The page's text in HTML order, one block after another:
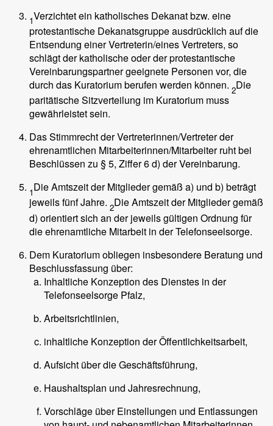
1Verzichtet ein katholisches Dekanat bzw. eine
protestantische Dekanatsgruppe ausdrücklich auf die
Entsendung einer Vertreterin/eines Vertreters, so
schlägt der katholische oder der protestantische
Vereinbarungspartner geeignete Personen vor, die
durch das Kuratorium berufen werden können. 2Die
paritätische Sitzverteilung im Kuratorium muss
gewährleistet sein.
Das Stimmrecht der Vertreterinnen/Vertreter der
ehrenamtlichen Mitarbeiterinnen/Mitarbeiter ruht bei
Beschlüssen zu § 5, Ziffer 6 d) der Vereinbarung.
1Die Amtszeit der Mitglieder gemäß a) und b) beträgt
jeweils fünf Jahre. 2Die Amtszeit der Mitglieder gemäß
d) orientiert sich an der jeweils gültigen Ordnung für
die ehrenamtliche Mitarbeit in der Telefonseelsorge.
Dem Kuratorium obliegen insbesondere Beratung und
Beschlussfassung über:
Inhaltliche Konzeption des Dienstes in der
Telefonseelsorge Pfalz,
Arbeitsrichtlinien,
inhaltliche Konzeption der Öffentlichkeitsarbeit,
Aufsicht über die Geschäftsführung,
Haushaltsplan und Jahresrechnung,
Vorschläge über Einstellungen und Entlassungen